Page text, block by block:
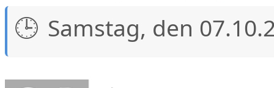
Samstag, den